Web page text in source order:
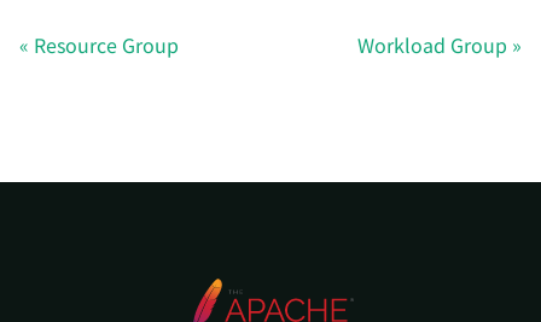
Resource Group Workload Group